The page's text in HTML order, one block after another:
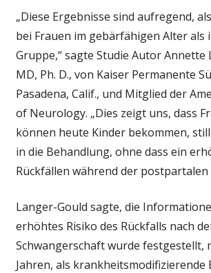
„Diese Ergebnisse sind aufregend,
bei Frauen im gebärfähigen Alter als
Gruppe,“ sagte Studie Autor Annette
MD, Ph. D., von Kaiser Permanente
Pasadena, Calif., und Mitglied der
of Neurology. „Dies zeigt uns, dass
können heute Kinder bekommen,
in die Behandlung, ohne dass ein
Rückfällen während der postpartalen
Langer-Gould sagte, die
erhöhtes Risiko des Rückfalls nach
Schwangerschaft wurde festgestellt,
Jahren, als krankheitsmodifizierende